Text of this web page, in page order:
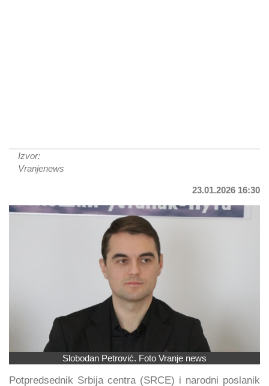
Izvor:
Vranjenews
23.01.2026 16:30
Slobodan Petrović. Foto Vranje news
Potpredsednik Srbija centra (SRCE) i narodni poslanik